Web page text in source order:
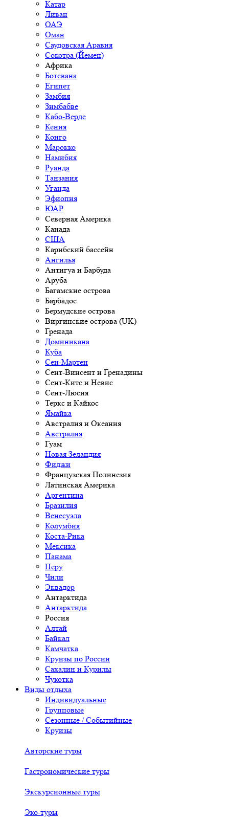
Катар
Ливан
ОАЭ
Оман
Саудовская Аравия
Сокотра (Йемен)
Африка
Ботсвана
Египет
Замбия
Зимбабве
Кабо-Верде
Кения
Конго
Марокко
Намибия
Руанда
Танзания
Уганда
Эфиопия
ЮАР
Северная Америка
Канада
США
Карибский бассейн
Ангилья
Антигуа и Барбуда
Аруба
Багамские острова
Барбадос
Бермудские острова
Виргинские острова (UK)
Гренада
Доминикана
Куба
Сен-Мартен
Сент-Винсент и Гренадины
Сент-Китс и Невис
Сент-Люсия
Теркс и Кайкос
Ямайка
Австралия и Океания
Австралия
Гуам
Новая Зеландия
Фиджи
Французская Полинезия
Латинская Америка
Аргентина
Бразилия
Венесуэла
Колумбия
Коста-Рика
Мексика
Панама
Перу
Чили
Эквадор
Антарктида
Антарктида
Россия
Алтай
Байкал
Камчатка
Круизы по России
Сахалин и Курилы
Чукотка
Виды отдыха
Индивидуальные
Групповые
Сезонные / Событийные
Круизы
Авторские туры
Гастрономические туры
Экскурсионные туры
Эко-туры